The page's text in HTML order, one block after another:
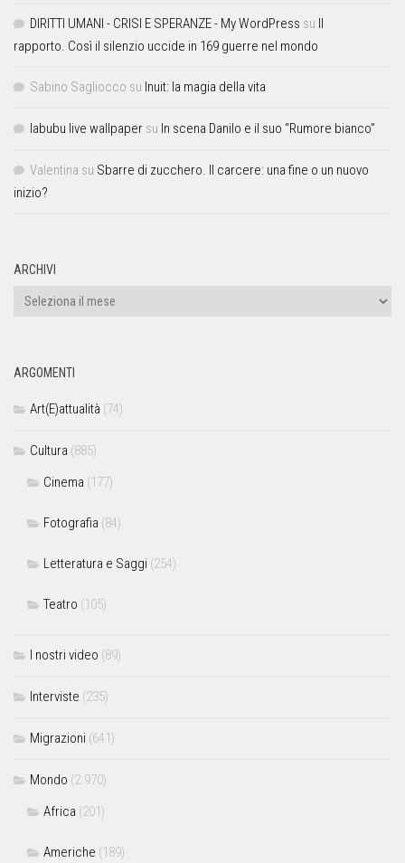
DIRITTI UMANI - CRISI E SPERANZE - My WordPress su
rapporto. Così il silenzio uccide in 169 guerre nel mondo
Sabino Sagliocco su Inuit: la magia della vita
labubu live wallpaper su In scena Danilo e il suo “Rumore bianco”
Valentina su Sbarre di zucchero. Il carcere: una fine o un nuovo
inizio?
ARCHIVI
ARGOMENTI
Art(E)attualità (74)
Cultura (885)
Cinema (177)
Fotografia (84)
Letteratura e Saggi (254)
Teatro (105)
I nostri video (89)
Interviste (235)
Migrazioni (641)
Mondo (2.970)
Africa (201)
Americhe (189)